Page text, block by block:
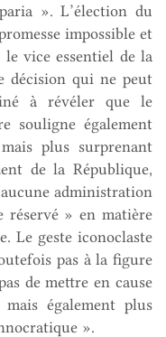
». L’élection du
impossible et
vice essentiel de la
décision qui ne peut
à révéler que le
souligne également
plus surprenant
de la République,
administration
réservé » en matière
Le geste iconoclaste
pas à la figure
de mettre en cause
également plus
».